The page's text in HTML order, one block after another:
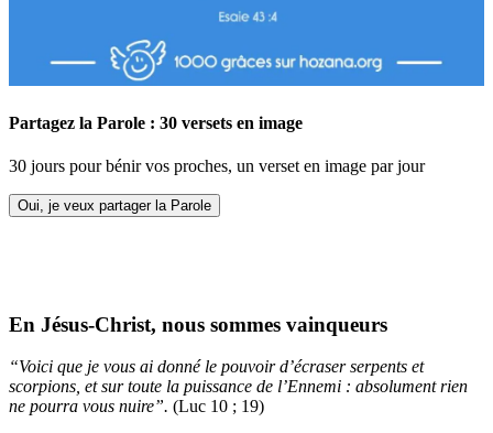
Partagez la Parole : 30 versets en image
30 jours pour bénir vos proches, un verset en image par jour
Oui, je veux partager la Parole
En Jésus-Christ, nous sommes vainqueurs
“Voici que je vous ai donné le pouvoir d’écraser serpents et
scorpions, et sur toute la puissance de l’Ennemi : absolument rien
ne pourra vous nuire”. (Luc 10 ; 19)